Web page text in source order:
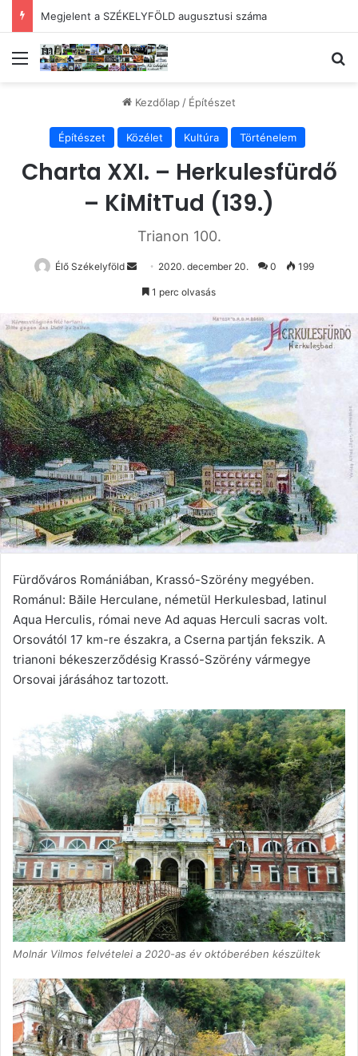
SZÉKELYMUZSNA – Dicsértessék, „plébános úr”!
Menü
Kezdőlap/ Építészet
Építészet Közélet Kultúra Történelem
Charta XXI. – Herkulesfürdő
– KiMitTud (139.)
Trianon 100.
Élő Székelyföld
Send
an
2020. december 20. 0 199
1 perc olvasás
Fürdőváros Romániában, Krassó-Szörény megyében.
Románul: Băile Herculane, németül Herkulesbad, latinul
Aqua Herculis, római neve Ad aquas Herculi sacras volt.
Orsovától 17 km-re északra, a Cserna partján fekszik. A
trianoni békeszerződésig Krassó-Szörény vármegye
Orsovai járásához tartozott.
Molnár Vilmos felvételei a 2020-as év októberében készültek